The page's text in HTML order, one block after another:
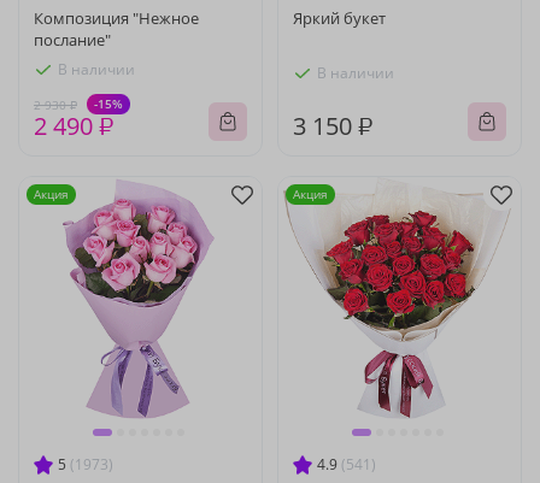
Композиция "Нежное
послание"
В наличии
2 930 ₽ -15%
2 490 ₽
Яркий букет
В наличии
3 150 ₽
5 (1973)
Акция
4.9 (541)
Акция